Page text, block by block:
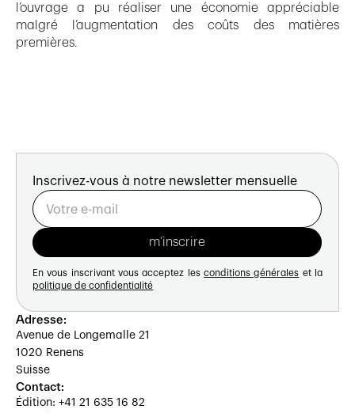
l’ouvrage a pu réaliser une économie appréciable
malgré l’augmentation des coûts des matières
premières.
Inscrivez-vous à notre newsletter mensuelle
En vous inscrivant vous acceptez les conditions générales et la
politique de confidentialité
Adresse:
Avenue de Longemalle 21
1020 Renens
Suisse
Contact:
Édition: +41 21 635 16 82